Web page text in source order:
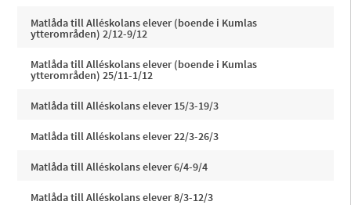
Matlåda till Alléskolans elever (boende i Kumlas
ytterområden) 2/12-9/12
Matlåda till Alléskolans elever (boende i Kumlas
ytterområden) 25/11-1/12
Matlåda till Alléskolans elever 15/3-19/3
Matlåda till Alléskolans elever 22/3-26/3
Matlåda till Alléskolans elever 6/4-9/4
Matlåda till Alléskolans elever 8/3-12/3